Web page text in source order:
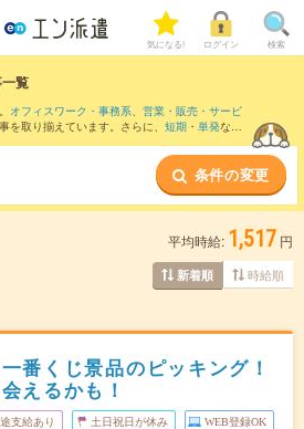
気になる! ログイン 検索
覧
オフィスワーク・事務系、 営業・販売・サービ
を取り揃えています。さらに、 短期 ・ 単発など
など近隣駅のお仕事も
条件の変更
平均時給: 1,517 円
新着順 時給順
番くじ景品のピッキング！
えるかも！
支給あり 土日祝日が休み WEB登録OK